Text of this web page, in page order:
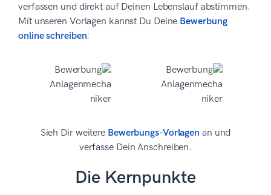
verfassen und direkt auf Deinen Lebenslauf abstimmen.
Mit unseren Vorlagen kannst Du Deine Bewerbung
online schreiben:
Sieh Dir weitere Bewerbungs-Vorlagen an und
verfasse Dein Anschreiben.
Die Kernpunkte